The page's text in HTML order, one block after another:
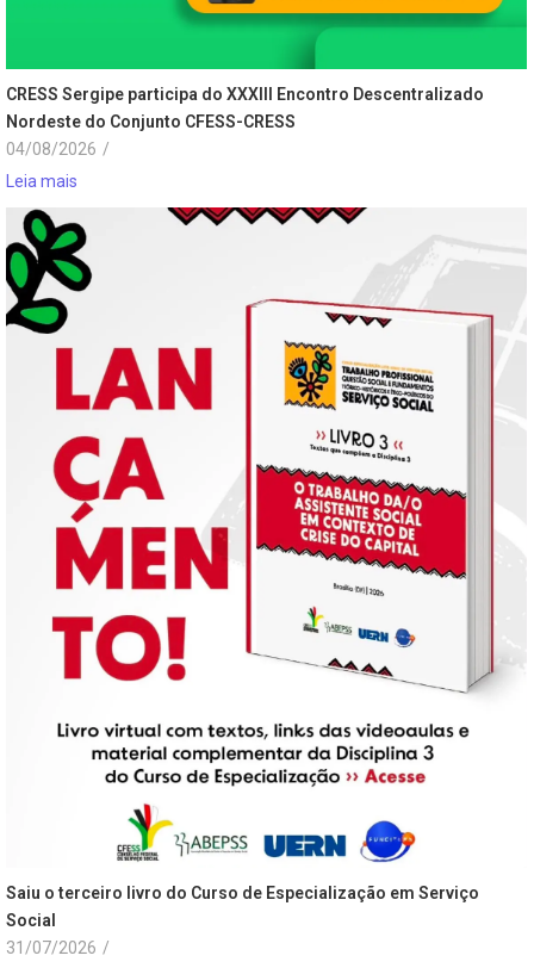
CRESS Sergipe participa do XXXIII Encontro Descentralizado
Nordeste do Conjunto CFESS-CRESS
04/08/2026 /
Leia mais
Saiu o terceiro livro do Curso de Especialização em Serviço
Social
31/07/2026 /